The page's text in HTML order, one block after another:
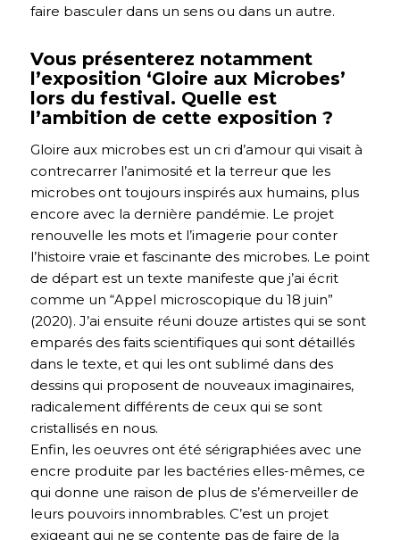
faire basculer dans un sens ou dans un autre.
Vous présenterez notamment
l’exposition ‘Gloire aux Microbes’
lors du festival. Quelle est
l’ambition de cette exposition ?
Gloire aux microbes est un cri d’amour qui visait à
contrecarrer l’animosité et la terreur que les
microbes ont toujours inspirés aux humains, plus
encore avec la dernière pandémie. Le projet
renouvelle les mots et l’imagerie pour conter
l’histoire vraie et fascinante des microbes. Le point
de départ est un texte manifeste que j’ai écrit
comme un “Appel microscopique du 18 juin”
(2020). J’ai ensuite réuni douze artistes qui se sont
emparés des faits scientifiques qui sont détaillés
dans le texte, et qui les ont sublimé dans des
dessins qui proposent de nouveaux imaginaires,
radicalement différents de ceux qui se sont
cristallisés en nous.
Enfin, les oeuvres ont été sérigraphiées avec une
encre produite par les bactéries elles-mêmes, ce
qui donne une raison de plus de s’émerveiller de
leurs pouvoirs innombrables. C’est un projet
exigeant qui ne se contente pas de faire de la